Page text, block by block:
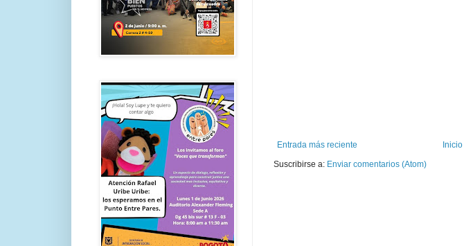
Entrada más reciente
Inicio
Suscribirse a: Enviar comentarios (Atom)